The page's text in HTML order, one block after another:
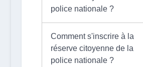
police nationale ?
Comment s'inscrire à la
réserve citoyenne de la
police nationale ?